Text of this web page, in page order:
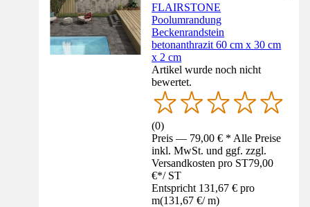
FLAIRSTONE
Poolumrandung
Beckenrandstein
betonanthrazit 60 cm x 30 cm
x 2 cm
Artikel wurde noch nicht
bewertet.
(0)
Preis — 79,00 € * Alle Preise
inkl. MwSt. und ggf. zzgl.
Versandkosten pro ST79,00
€*/ ST
Entspricht 131,67 € pro
m(131,67 €/ m)